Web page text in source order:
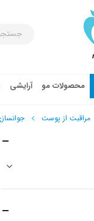
محصولات مو آرایشی
مراقبت از پوست